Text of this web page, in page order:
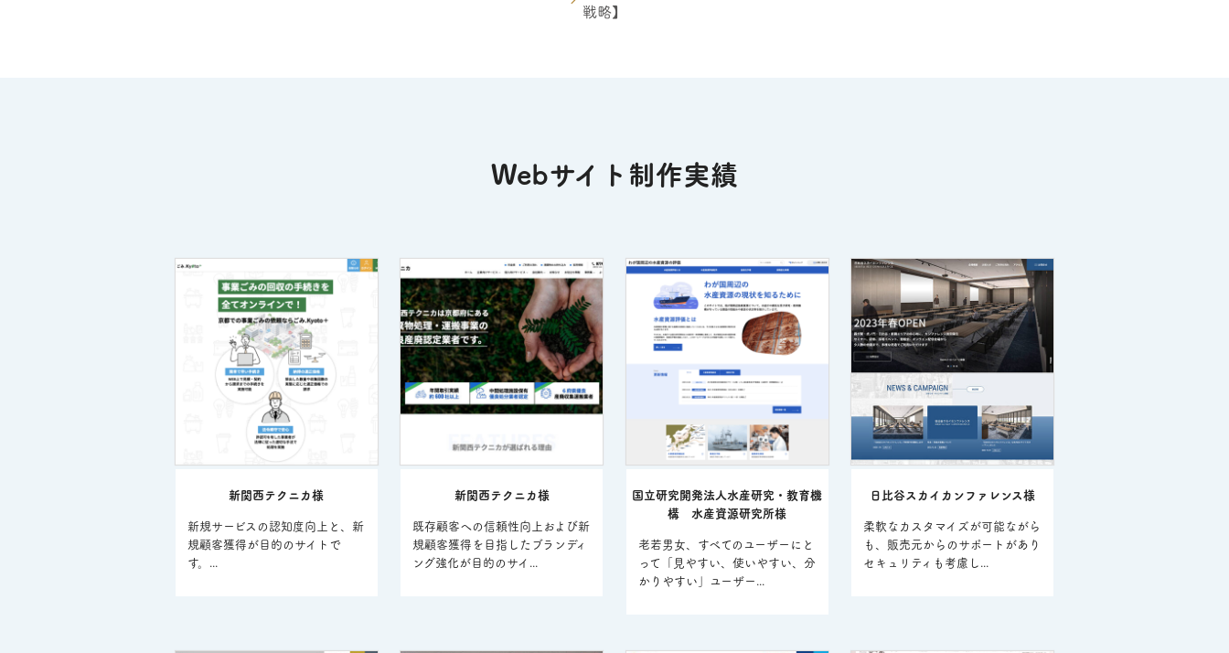
戦略】
Webサイト制作実績
新関西テクニカ様
新規サービスの認知度向上と、新
規顧客獲得が目的のサイトで
す。...
新関西テクニカ様
既存顧客への信頼性向上および新
規顧客獲得を目指したブランディ
ング強化が目的のサイ...
国立研究開発法人水産研究・教育機
構 水産資源研究所様
老若男女、すべてのユーザーにと
って「見やすい、使いやすい、分
かりやすい」ユーザー...
日比谷スカイカンファレンス様
柔軟なカスタマイズが可能ながら
も、販売元からのサポートがあり
セキュリティも考慮し...